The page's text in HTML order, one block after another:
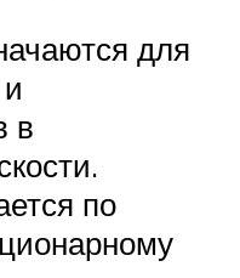
для
в
по